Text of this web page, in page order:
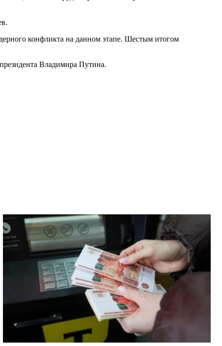
конфликта на данном этапе. Шестым итогом
Владимира Путина.